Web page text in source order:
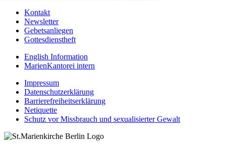
Kontakt
Newsletter
Gebetsanliegen
Gottesdienstheft
English Information
MarienKantorei intern
Impressum
Datenschutzerklärung
Barrierefreiheitserklärung
Netiquette
Schutz vor Missbrauch und sexualisierter Gewalt